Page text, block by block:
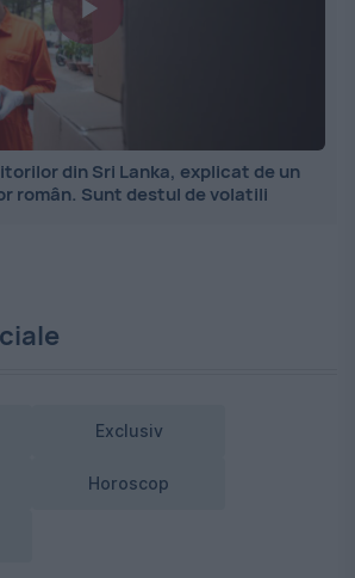
din Sri Lanka, explicat de un
român. Sunt destul de volatili
Exclusiv
Horoscop